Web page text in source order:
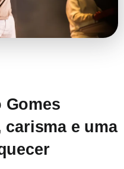
Gomes
carisma e uma